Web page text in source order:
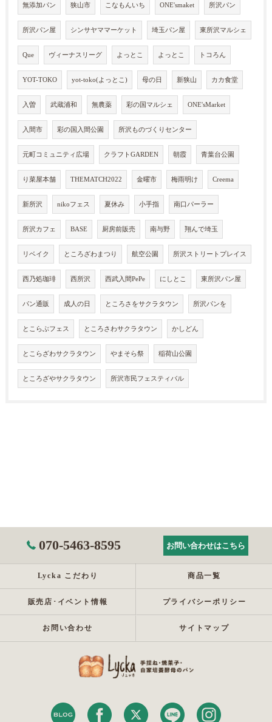
無添加パン 狭山市 こなもんいち ONE'smaket 所沢パン
所沢パン屋 シンサヤママーケット 埼玉パン屋 東所沢マルシェ
Que ヴィーナスリーグ よっとこ よっとこ トコろん
YOT-TOKO yot-toko(よっとこ) 母の日 新狭山 カカ食堂
入曽 武蔵浦和 無農薬 彩の国マルシェ ONE'sMarket
入間市 彩の国入間公園 所沢ものづくりセンター
元町コミュニティ広場 クラフトGARDEN 朝霞 青葉台公園
り菜屋本舗 THEMATCH2022 金曜市 梅雨明け Creema
新所沢 nikoフェス 夏休み 小手指 南口パーラー
所沢カフェ BASE 厨房前販売 南与野 翔んで埼玉
リベイク ところざわまつり 航空公園 所沢ストリートプレイス
西乃処珈琲 西所沢 西武入間PePe にしとこ 東所沢パン屋
パン通販 成人の日 ところさをサクラタウン 所沢パンを
とこらぶフェス ところさわサクラタウン かしどん
とこらざわサクラタウン やまそら祭 稲荷山公園
ところざやサクラタウン 所沢市民フェスティバル
070-5463-8595 お問い合わせはこちら
Lycka こだわり 商品一覧
販売店･イベント情報 プライバシーポリシー
お問い合わせ サイトマップ